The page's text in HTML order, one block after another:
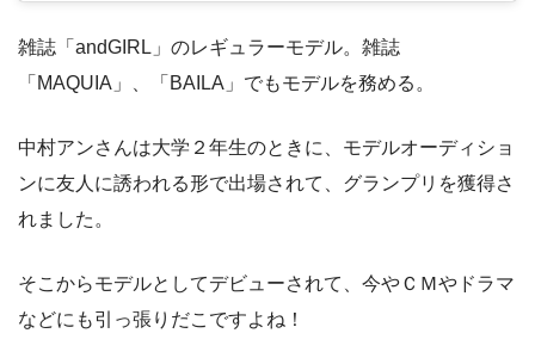
雑誌「andGIRL」のレギュラーモデル。雑誌
「MAQUIA」、「BAILA」でもモデルを務める。
中村アンさんは大学２年生のときに、モデルオーディショ
ンに友人に誘われる形で出場されて、グランプリを獲得さ
れました。
そこからモデルとしてデビューされて、今やＣＭやドラマ
などにも引っ張りだこですよね！